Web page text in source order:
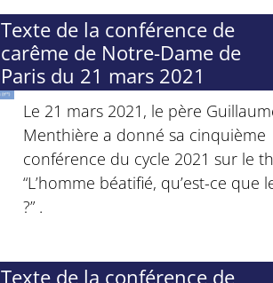
Texte de la conférence de
carême de Notre-Dame de
Paris du 21 mars 2021
Le 21 mars 2021, le père
Menthière a donné sa cinquième
conférence du cycle 2021 sur le
“L’homme béatifié, qu’est-ce que
?” .
Texte de la conférence de